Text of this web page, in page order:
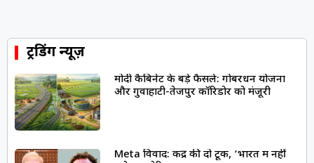
ट्रेंडिंग न्यूज़
मोदी कैबिनेट के बड़े फैसले: गोबरधन योजना
और गुवाहाटी-तेजपुर कॉरिडोर को मंजूरी
Meta विवाद: केंद्र की दो टूक, ‘भारत में नहीं